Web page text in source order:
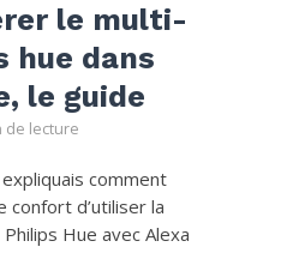
le multi-
hue dans
le guide
de lecture
comment
confort d’utiliser la
Hue avec Alexa